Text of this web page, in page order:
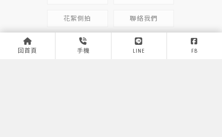
回首頁 手機 LINE FB
花絮側拍 聯絡我們
形象照拍攝 台中形象照拍攝 北屯區形象照拍攝
台中個人形象照拍攝